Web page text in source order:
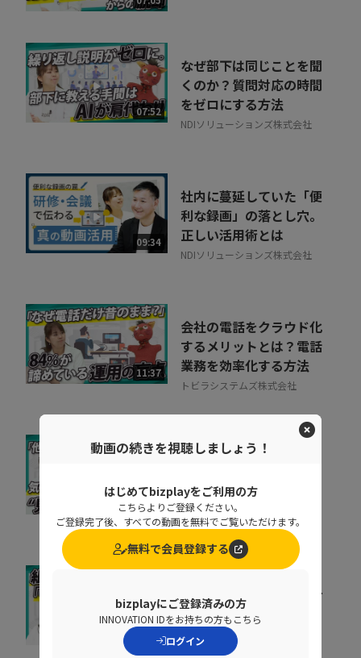
07:52
なぜ部下は同じことを聞
くのか？質問対応の時間
をゼロにする方法
NDIソリューションズ株式会社
09:34
社内に蔓延していた「便
利な録画」の落とし穴。
正しい活用術とは
NDIソリューションズ株式会社
11:37
会社の電話をクラウド化
するメリットとは？電話
業務を効率化する方法
トビラシステムズ株式会社
07:20
取りこぼしはなぜ起き
防ぐ営業の仕組み改革
株式会社シャノン
織をあげた「リスキリン
グ」のヒントとは
株式会社ベネッセコーポレーシ
動画の続きを視聴しましょう！
はじめてbizplayをご利用の方
こちらよりご登録ください。
ご登録完了後、すべての動画を無料でご覧いただけます。
無料で会員登録する
bizplayにご登録済みの方
INNOVATION IDをお持ちの方もこちら
ログイン